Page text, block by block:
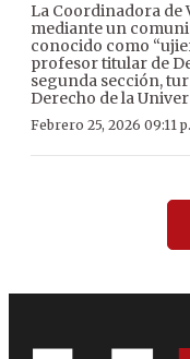
La Coordinadora de
mediante un
conocido como
profesor titular de
segunda sección,
Derecho de la
Febrero 25, 2026 09:11